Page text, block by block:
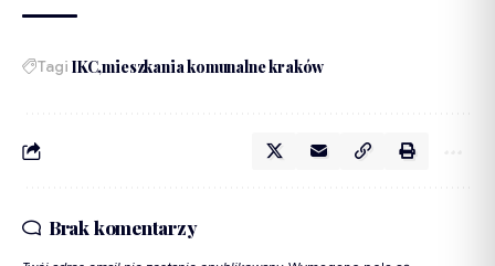
Tagi IKC mieszkania komunalne kraków
Brak komentarzy